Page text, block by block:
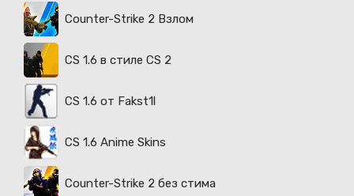
Counter-Strike 2 Взлом
CS 1.6 в стиле CS 2
CS 1.6 от Fakst1l
CS 1.6 Anime Skins
Counter-Strike 2 без стима